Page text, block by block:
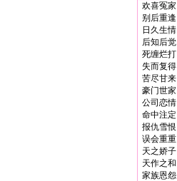
欢喜冤家
别后重逢
日久生情
后知后觉
死缠烂打
失而复得
苦尽甘来
豪门世家
公司恋情
命中注定
报仇雪恨
误会重重
天之娇子
天作之和
家族恩怨